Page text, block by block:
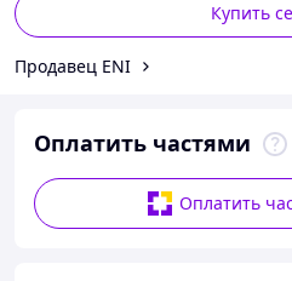
Купить
Продавец ENI
Оплатить частями
Оплатить